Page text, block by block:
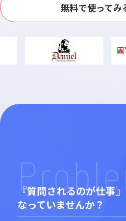
無料で使ってみ
『質問されるのが仕事
なっていませんか？